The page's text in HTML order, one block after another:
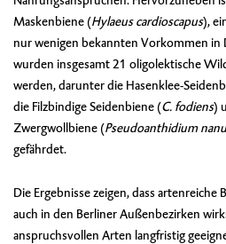
Maskenbiene (Hylaeus cardioscapus),
nur wenigen bekannten Vorkommen in
wurden insgesamt 21 oligolektische
werden, darunter die Hasenklee-
die Filzbindige Seidenbiene (C. fodiens)
Zwergwollbiene (Pseudoanthidium
gefährdet.
Die Ergebnisse zeigen, dass
auch in den Berliner Außenbezirken
anspruchsvollen Arten langfristig